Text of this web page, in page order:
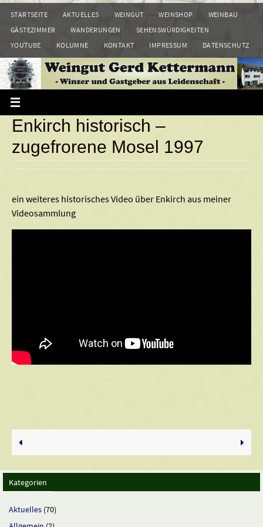
Zum
Inhalt
STARTSEITE AKTUELLES WEINGUT WEINSHOP
WEINBAU
GÄSTEZIMMER
WANDERUNGEN
SEHENSWÜRDIGKEITEN
YOUTUBE
KOLUMNE KONTAKT IMPRESSUM DATENSCHUTZ
Enkirch historisch –
zugefrorene Mosel 1997
ein weiteres historisches Video über Enkirch aus meiner
Videosammlung
Kategorien
Aktuelles (70)